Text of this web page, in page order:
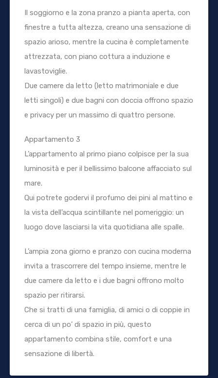
Il soggiorno e la zona pranzo a pianta aperta, con
finestre a tutta altezza, creano una sensazione di
spazio arioso, mentre la cucina è completamente
attrezzata, con piano cottura a induzione e
lavastoviglie.
Due camere da letto (letto matrimoniale e due
letti singoli) e due bagni con doccia offrono spazio
e privacy per un massimo di quattro persone.
Appartamento 3
L’appartamento al primo piano colpisce per la sua
luminosità e per il bellissimo balcone affacciato sul
mare.
Qui potrete godervi il profumo dei pini al mattino e
la vista dell’acqua scintillante nel pomeriggio: un
luogo dove lasciarsi la vita quotidiana alle spalle.
L’ampia zona giorno e pranzo con cucina moderna
invita a trascorrere del tempo insieme, mentre le
due camere da letto e i due bagni offrono molto
spazio per ritirarsi.
Che si tratti di una famiglia, di amici o di coppie in
cerca di un po’ di spazio in più, questo
appartamento combina stile, comfort e una
sensazione di libertà.